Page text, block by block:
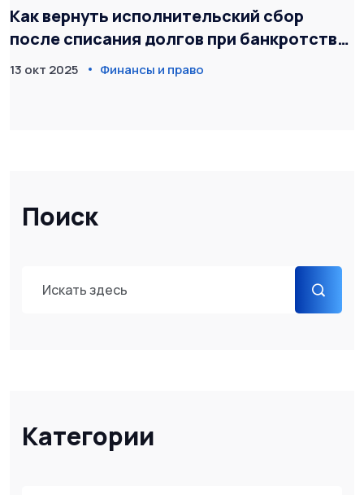
Поиск
Категории
Как вернуть исполнительский сбор
после списания долгов при банкротстве:
пошаговая инструкция
13 окт 2025 Финансы и право